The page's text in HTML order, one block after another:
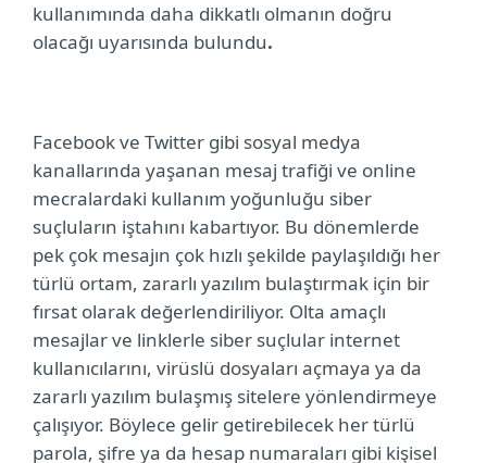
kullanımında daha dikkatlı olmanın doğru
olacağı uyarısında bulundu.
Facebook ve Twitter gibi sosyal medya
kanallarında yaşanan mesaj trafiği ve online
mecralardaki kullanım yoğunluğu siber
suçluların iştahını kabartıyor. Bu dönemlerde
pek çok mesajın çok hızlı şekilde paylaşıldığı her
türlü ortam, zararlı yazılım bulaştırmak için bir
fırsat olarak değerlendiriliyor. Olta amaçlı
mesajlar ve linklerle siber suçlular internet
kullanıcılarını, virüslü dosyaları açmaya ya da
zararlı yazılım bulaşmış sitelere yönlendirmeye
çalışıyor. Böylece gelir getirebilecek her türlü
parola, şifre ya da hesap numaraları gibi kişisel